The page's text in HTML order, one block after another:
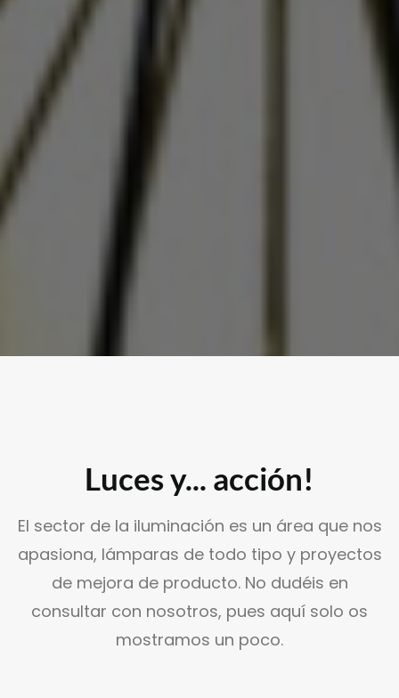
Luces y... acción!
El sector de la iluminación es un área que nos
apasiona, lámparas de todo tipo y proyectos
de mejora de producto. No dudéis en
consultar con nosotros, pues aquí solo os
mostramos un poco.